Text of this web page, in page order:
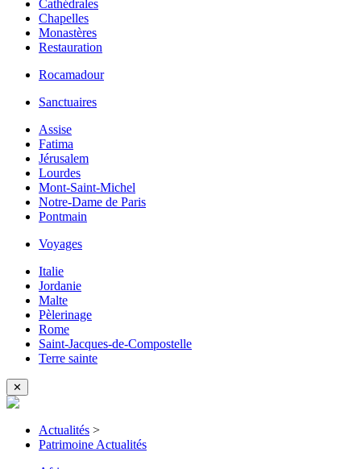
Cathédrales
Chapelles
Monastères
Restauration
Rocamadour
Sanctuaires
Assise
Fatima
Jérusalem
Lourdes
Mont-Saint-Michel
Notre-Dame de Paris
Pontmain
Voyages
Italie
Jordanie
Malte
Pèlerinage
Rome
Saint-Jacques-de-Compostelle
Terre sainte
✕
Actualités >
Patrimoine Actualités